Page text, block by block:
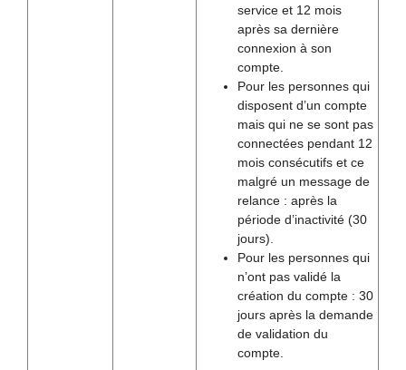
service et 12 mois
après sa dernière
connexion à son
compte.
Pour les personnes qui
disposent d’un compte
mais qui ne se sont pas
connectées pendant 12
mois consécutifs et ce
malgré un message de
relance : après la
période d’inactivité (30
jours).
Pour les personnes qui
n’ont pas validé la
création du compte : 30
jours après la demande
de validation du
compte.